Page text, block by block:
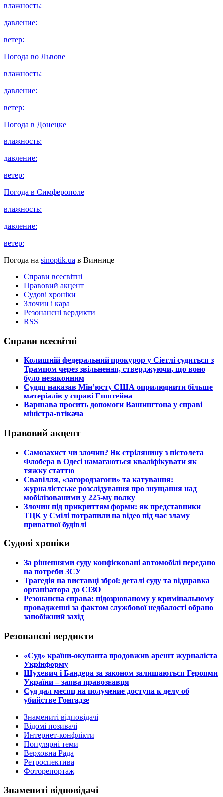
влажность:
давление:
ветер:
Погода во Львове
влажность:
давление:
ветер:
Погода в Донецке
влажность:
давление:
ветер:
Погода в Симферополе
влажность:
давление:
ветер:
Погода на sinoptik.ua в Виннице
Справи всесвітні
Правовий акцент
Судові хроніки
Злочин і кара
Резонансні вердикти
RSS
Справи всесвітні
​Колишній федеральний прокурор у Сіетлі судиться з
Трампом через звільнення, стверджуючи, що воно
було незаконним
​Суддя наказав Мін’юсту США оприлюднити більше
матеріалів у справі Епштейна
​Варшава просить допомоги Вашингтона у справі
міністра-втікача
Правовий акцент
​Самозахист чи злочин? Як стрілянину з пістолета
Флобера в Одесі намагаються кваліфікувати як
тяжку статтю
​Свавілля, «загородзагони» та катування:
журналістське розслідування про знущання над
мобілізованими у 225-му полку
​Злочин під прикриттям форми: як представники
ТЦК у Смілі потрапили на відео під час зламу
приватної будівлі
Судові хроніки
​За рішеннями суду конфісковані автомобілі передано
на потреби ЗСУ
​Трагедія на виставці зброї: деталі суду та відправка
організатора до СІЗО
​Резонансна справа: підозрюваному у кримінальному
провадженні за фактом службової недбалості обрано
запобіжний захід
Резонансні вердикти
​«Суд» країни-окупанта продовжив арешт журналіста
Укрінформу
Шухевич і Бандера за законом залишаються Героями
України – заява правознавця
Суд дал месяц на получение доступа к делу об
убийстве Гонгадзе
Знамениті відповідачі
Відомі позивачі
Интернет-конфлікти
Популярні теми
Верховна Рада
Ретроспектива
Фоторепортаж
Знамениті відповідачі